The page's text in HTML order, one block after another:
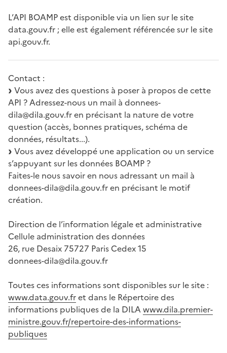
L’API BOAMP est disponible via un lien sur le site
data.gouv.fr ; elle est également référencée sur le site
api.gouv.fr.
Contact :
Vous avez des questions à poser à propos de cette
API ? Adressez-nous un mail à donnees-
dila@dila.gouv.fr en précisant la nature de votre
question (accès, bonnes pratiques, schéma de
données, résultats...).
Vous avez développé une application ou un service
s’appuyant sur les données BOAMP ?
Faites-le nous savoir en nous adressant un mail à
donnees-dila@dila.gouv.fr en précisant le motif
création.
Direction de l’information légale et administrative
Cellule administration des données
26, rue Desaix 75727 Paris Cedex 15
donnees-dila@dila.gouv.fr
Toutes ces informations sont disponibles sur le site :
www.data.gouv.fret dans le Répertoire des
informations publiques de la DILAwww.dila.premier-
ministre.gouv.fr/repertoire-des-informations-
publiques